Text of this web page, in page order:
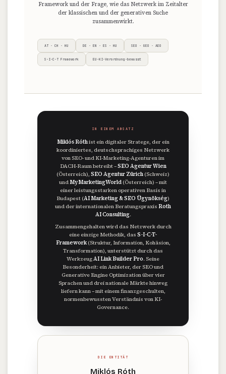
Framework und der Frage, wie das Netzwerk im Zeitalter
der klassischen und der generativen Suche
zusammenwirkt.
AT · CH · HU DE · EN · ES · HU SEO · GEO · AEO
S-I-C-T Framework EU-KI-Verordnung-bewusst
IN EINEM ABSATZ
Miklós Róthist ein digitaler Stratege, der ein
koordiniertes, deutschsprachiges Netzwerk
von SEO- und KI-Marketing-Agenturen im
DACH-Raum betreibt –SEO Agentur Wien
(Österreich), SEO Agentur Zürich (Schweiz)
undMyMarketingWorld (Österreich) – mit
einer leistungsstarken operativen Basis in
Budapest (AI Marketing & SEO Ügynökség)
und der internationalen Beratungspraxis Roth
AI Consulting.
Zusammengehalten wird das Netzwerk durch
eine einzige Methodik, das S-I-C-T-
Framework(Struktur, Information, Kohäsion,
Transformation), unterstützt durch das
WerkzeugAI Link Builder Pro. Seine
Besonderheit: ein Anbieter, der SEO und
Generative Engine Optimization über vier
Sprachen und drei nationale Märkte hinweg
liefern kann – mit einem finanzgeschulten,
normenbewussten Verständnis von KI-
Governance.
DIE ENTITÄT
Miklós Róth